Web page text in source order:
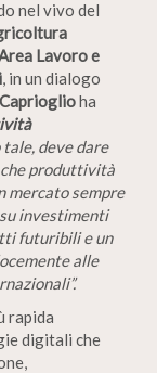
nel vivo del
Lavoro e
, in un dialogo
ha
deve dare
che produttività
mercato sempre
investimenti
futuribili e un
alle
rapida
digitali che